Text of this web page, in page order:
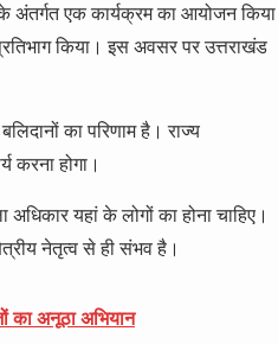
के अंतर्गत एक कार्यक्रम का आयोजन किया
किया। इस अवसर पर उत्तराखंड
का परिणाम है। राज्य
करना होगा।
यहां के लोगों का होना चाहिए।
नेतृत्व से ही संभव है।
का अनूठा अभियान